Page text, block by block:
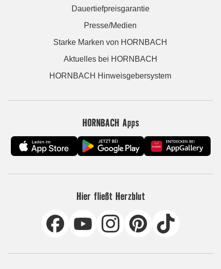
Dauertiefpreisgarantie
Presse/Medien
Starke Marken von HORNBACH
Aktuelles bei HORNBACH
HORNBACH Hinweisgebersystem
HORNBACH Apps
Hier fließt Herzblut